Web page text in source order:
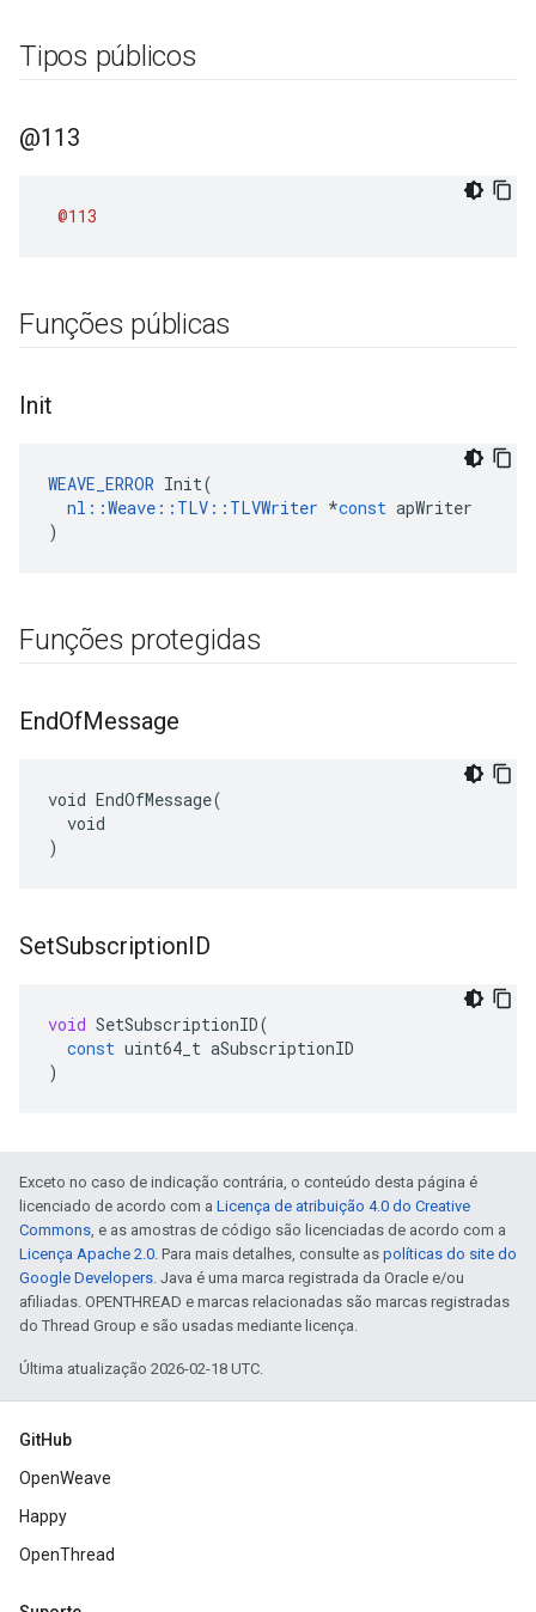
Tipos públicos
@113
@113
Funções públicas
Init
WEAVE_ERROR Init(
nl ::Weave :: TLV :: TLVWriter *const apWriter
)
Funções protegidas
EndOfMessage
void EndOfMessage(
  void
)
SetSubscriptionID
void SetSubscriptionID(
const uint64_t aSubscriptionID
)
Exceto no caso de indicação contrária, o conteúdo desta página é
licenciado de acordo com a Licença de atribuição 4.0 do Creative
Commons, e as amostras de código são licenciadas de acordo com a
Licença Apache 2.0. Para mais detalhes, consulte as políticas do site do
Google Developers. Java é uma marca registrada da Oracle e/ou
afiliadas. OPENTHREAD e marcas relacionadas são marcas registradas
do Thread Group e são usadas mediante licença.
Última atualização 2026-02-18 UTC.
GitHub
OpenWeave
Happy
OpenThread